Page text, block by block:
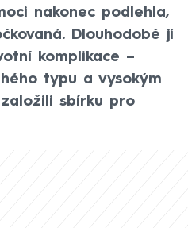
nakonec podlehla,
Dlouhodobě jí
komplikace –
typu a vysokým
sbírku pro